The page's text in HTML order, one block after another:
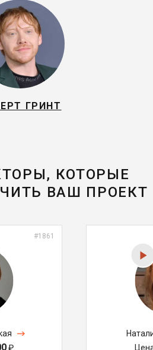
ГРИНТ
КОТОРЫЕ
ВАШ ПРОЕКТ
#1861
₽